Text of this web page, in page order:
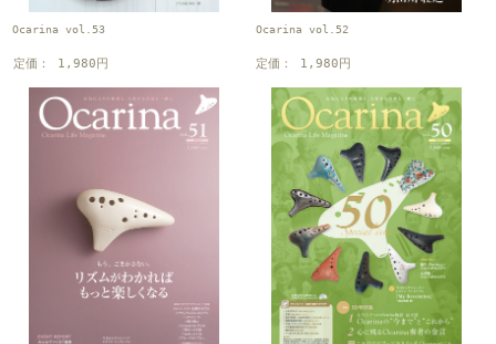
Ocarina vol.53
定価： 1,980円
Ocarina vol.52
定価： 1,980円